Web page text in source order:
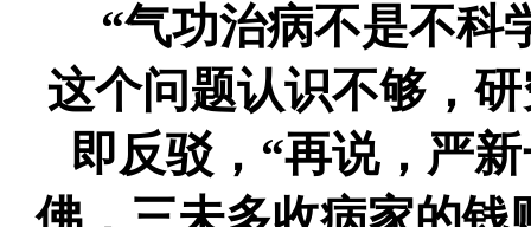
“气功治病不是不科
这个问题认识不够，
即反驳，“再说，严